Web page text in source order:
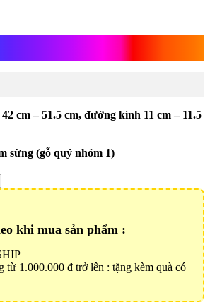
42 cm – 51.5 cm, đường kính 11 cm – 11.5
sừng (gỗ quý nhóm 1)
khi mua sản phẩm :
từ 1.000.000 đ trở lên : tặng kèm quà có